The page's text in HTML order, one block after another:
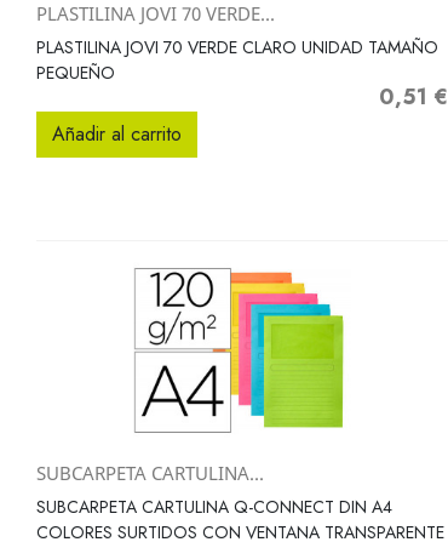
Vista rápida
PLASTILINA JOVI 70 VERDE...
PLASTILINA JOVI 70 VERDE CLARO UNIDAD TAMAÑO
PEQUEÑO
Precio
0,51 €
Añadir al carrito
Vista rápida
SUBCARPETA CARTULINA...
SUBCARPETA CARTULINA Q-CONNECT DIN A4
COLORES SURTIDOS CON VENTANA TRANSPARENTE